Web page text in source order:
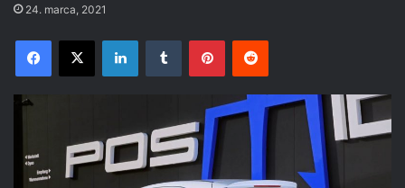
24. marca, 2021
Facebook
X LinkedInTumblr PinterestReddit